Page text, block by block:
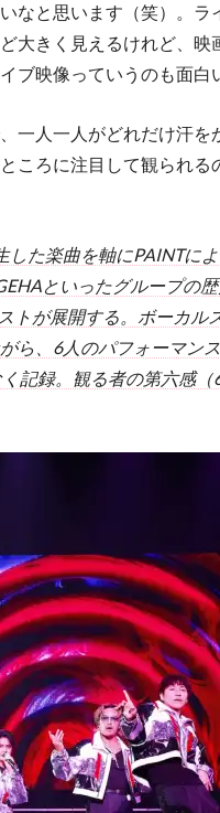
なと思います（笑）。
大きく見えるけれど、
ブ映像っていうのも面白
一人一人がどれだけ汗を
ころに注目して観られ
した楽曲を軸にPAINTに
といったグループの歴
トが展開する。ボーカ
ら、6人のパフォーマン
記録。観る者の第六感（